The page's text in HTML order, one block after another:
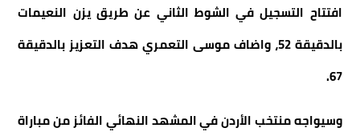
افتتاح التسجيل في الشوط الثاني عن طريق يزن النعيمات
بالدقيقة 52، واضاف موسى التعمري هدف التعزيز بالدقيقة
67.
وسيواجه منتخب الأردن في المشهد النهائي الفائز من مباراة